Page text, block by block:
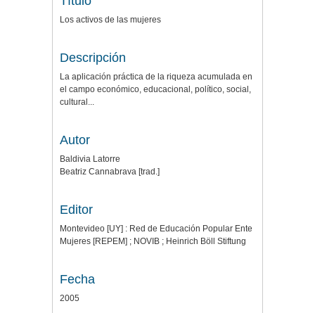
Los activos de las mujeres
Descripción
La aplicación práctica de la riqueza acumulada en
el campo económico, educacional, político, social,
cultural...
Autor
Baldivia Latorre
Beatriz Cannabrava [trad.]
Editor
Montevideo [UY] : Red de Educación Popular Ente
Mujeres [REPEM] ; NOVIB ; Heinrich Böll Stiftung
Fecha
2005